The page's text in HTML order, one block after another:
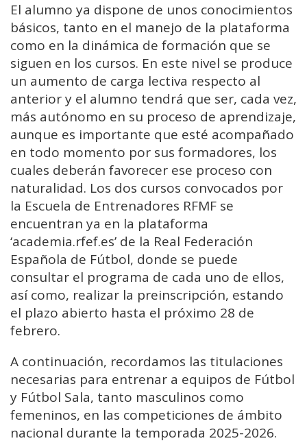
El alumno ya dispone de unos conocimientos
básicos, tanto en el manejo de la plataforma
como en la dinámica de formación que se
siguen en los cursos. En este nivel se produce
un aumento de carga lectiva respecto al
anterior y el alumno tendrá que ser, cada vez,
más autónomo en su proceso de aprendizaje,
aunque es importante que esté acompañado
en todo momento por sus formadores, los
cuales deberán favorecer ese proceso con
naturalidad. Los dos cursos convocados por
la Escuela de Entrenadores RFMF se
encuentran ya en la plataforma
‘academia.rfef.es’ de la Real Federación
Española de Fútbol, donde se puede
consultar el programa de cada uno de ellos,
así como, realizar la preinscripción, estando
el plazo abierto hasta el próximo 28 de
febrero.
A continuación, recordamos las titulaciones
necesarias para entrenar a equipos de Fútbol
y Fútbol Sala, tanto masculinos como
femeninos, en las competiciones de ámbito
nacional durante la temporada 2025-2026.